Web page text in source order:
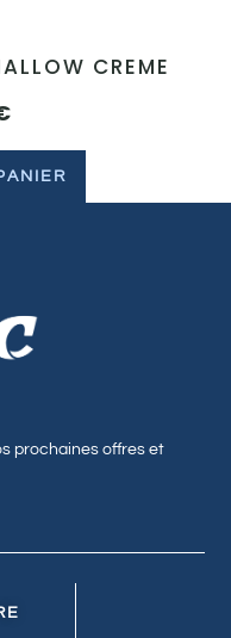
CREME
prochaines offres et